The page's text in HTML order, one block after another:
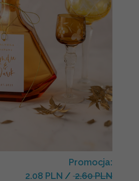
Promocja:
2.08 PLN / 2.60 PLN